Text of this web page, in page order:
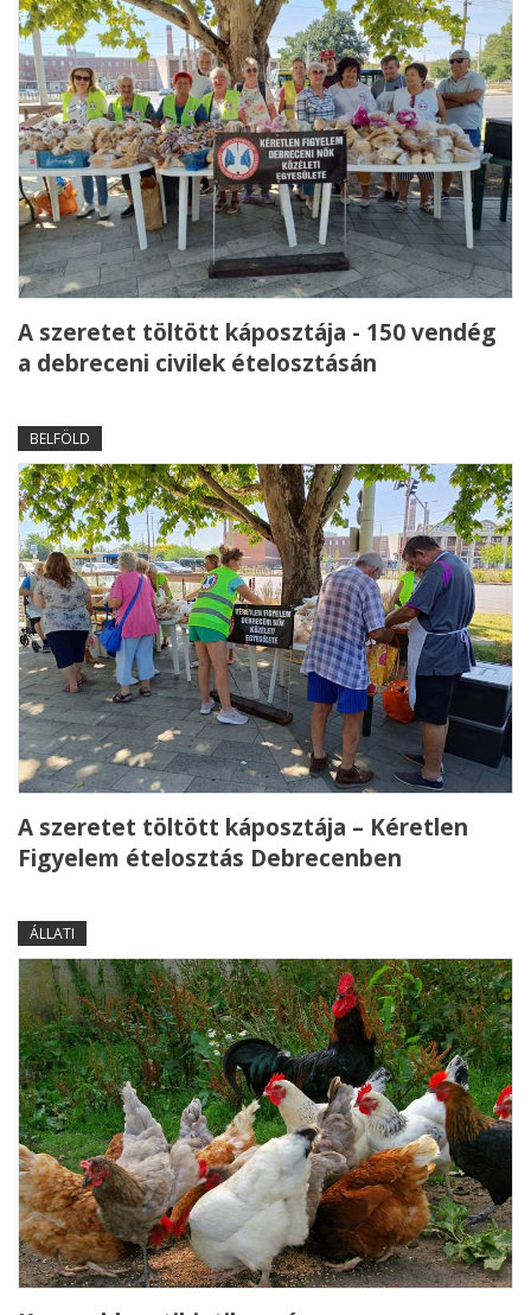
A szeretet töltött káposztája - 150 vendég
a debreceni civilek ételosztásán
BELFÖLD
A szeretet töltött káposztája – Kéretlen
Figyelem ételosztás Debrecenben
ÁLLATI